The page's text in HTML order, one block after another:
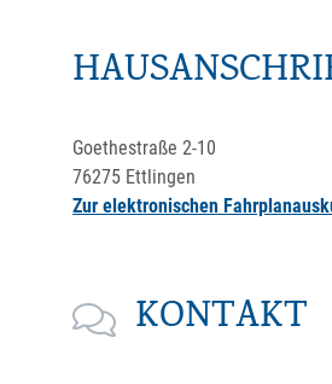
Goethestraße 2-10
76275 Ettlingen
Zur elektronischen
KONTAKT